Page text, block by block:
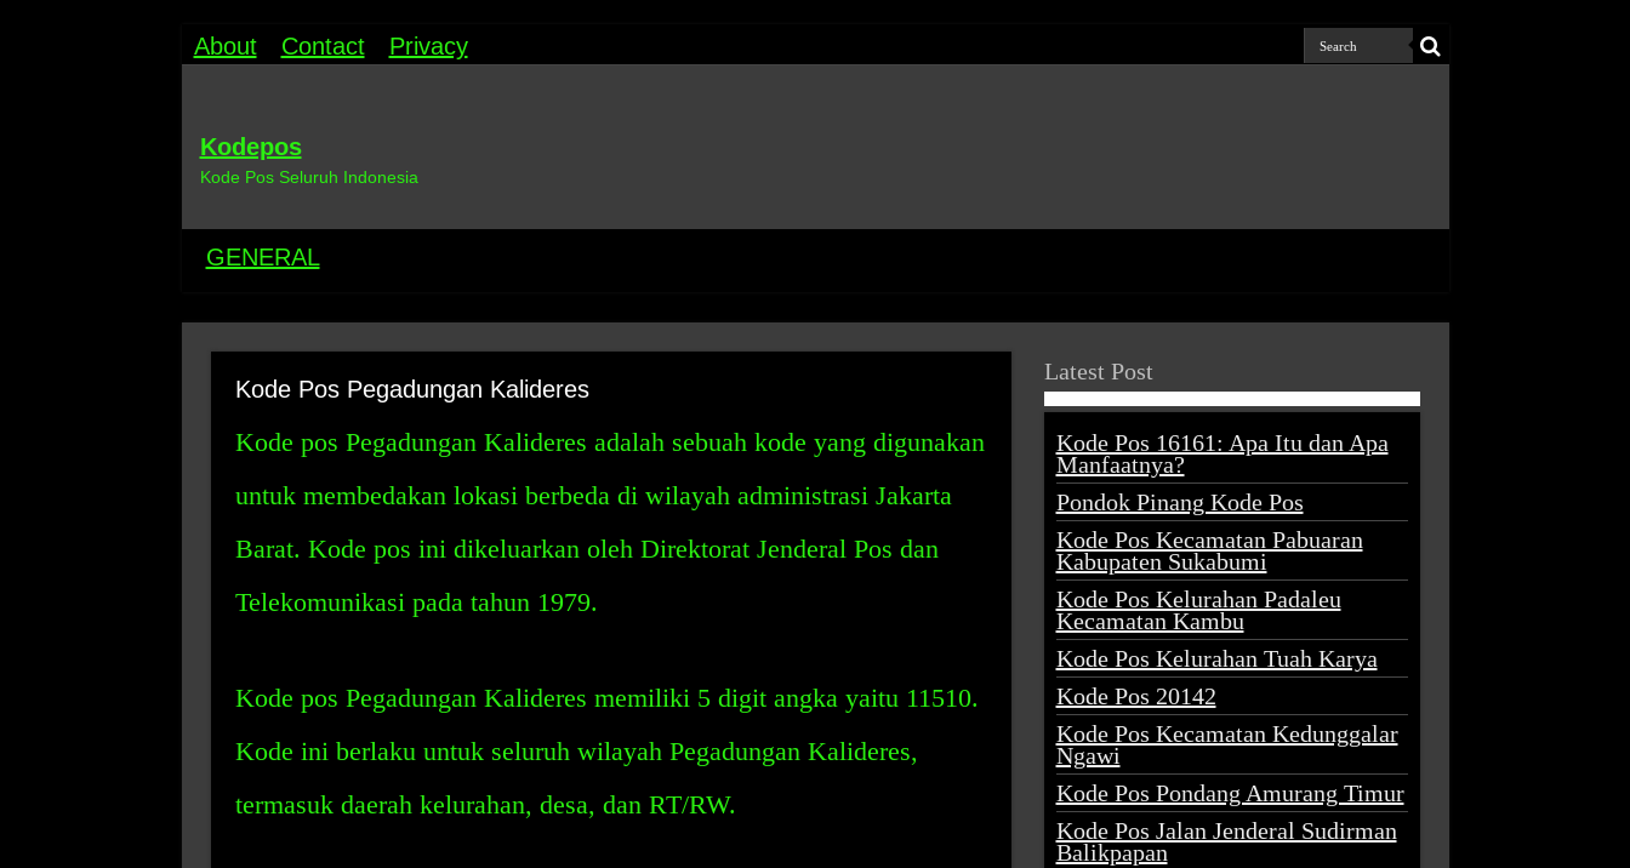
About Contact Privacy
Kodepos
Kode Pos Seluruh Indonesia
GENERAL
Kode Pos Pegadungan Kalideres
Kode pos Pegadungan Kalideres adalah sebuah kode yang digunakan
untuk membedakan lokasi berbeda di wilayah administrasi Jakarta
Barat. Kode pos ini dikeluarkan oleh Direktorat Jenderal Pos dan
Telekomunikasi pada tahun 1979.
Kode pos Pegadungan Kalideres memiliki 5 digit angka yaitu 11510.
Kode ini berlaku untuk seluruh wilayah Pegadungan Kalideres,
termasuk daerah kelurahan, desa, dan RT/RW.
Latest Post
Kode Pos 16161: Apa Itu dan Apa
Manfaatnya?
Pondok Pinang Kode Pos
Kode Pos Kecamatan Pabuaran
Kabupaten Sukabumi
Kode Pos Kelurahan Padaleu
Kecamatan Kambu
Kode Pos Kelurahan Tuah Karya
Kode Pos 20142
Kode Pos Kecamatan Kedunggalar
Ngawi
Kode Pos Pondang Amurang Timur
Kode Pos Jalan Jenderal Sudirman
Balikpapan